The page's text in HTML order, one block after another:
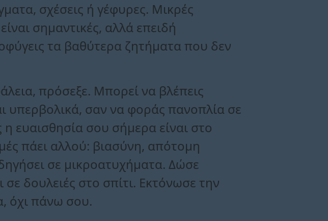
σχέσεις ή γέφυρες. Μικρές
σημαντικές, αλλά επειδή
τα βαθύτερα ζητήματα που δεν
πρόσεξε. Μπορεί να βλέπεις
υπερβολικά, σαν να φοράς πανοπλία σε
ευαισθησία σου σήμερα είναι στο
πάει αλλού: βιασύνη, απότομη
σε μικροατυχήματα. Δώσε
δουλειές στο σπίτι. Εκτόνωσε την
όχι πάνω σου.